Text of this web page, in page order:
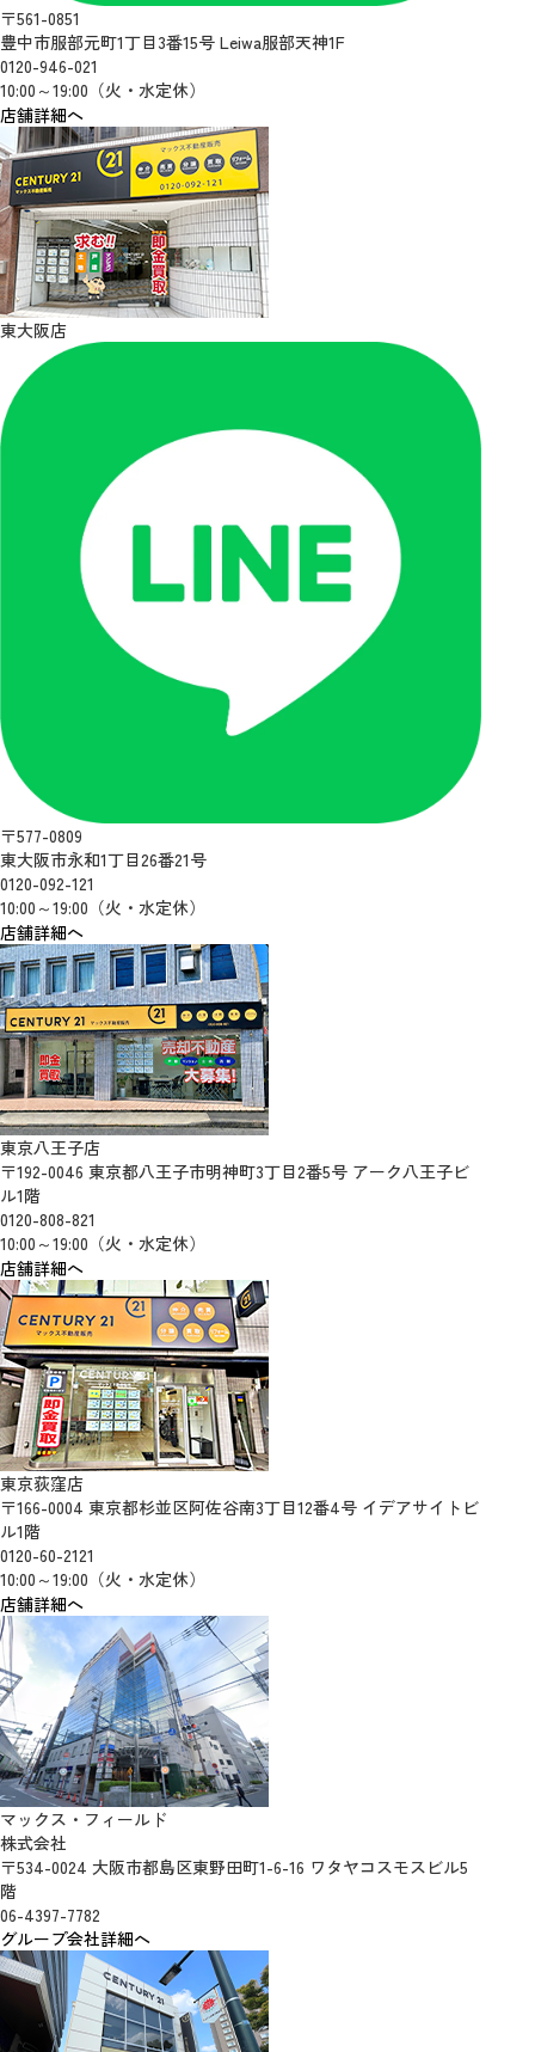
〒561-0851
豊中市服部元町1丁目3番15号 Leiwa服部天神1F
0120-946-021
10:00～19:00（火・水定休）
店舗詳細へ
東大阪店
〒577-0809
東大阪市永和1丁目26番21号
0120-092-121
10:00～19:00（火・水定休）
店舗詳細へ
東京八王子店
〒192-0046 東京都八王子市明神町3丁目2番5号 アーク八王子ビ
ル1階
0120-808-821
10:00～19:00（火・水定休）
店舗詳細へ
東京荻窪店
〒166-0004 東京都杉並区阿佐谷南3丁目12番4号 イデアサイトビ
ル1階
0120-60-2121
10:00～19:00（火・水定休）
店舗詳細へ
マックス・フィールド
株式会社
〒534-0024 大阪市都島区東野田町1-6-16 ワタヤコスモスビル5
階
06-4397-7782
グループ会社詳細へ